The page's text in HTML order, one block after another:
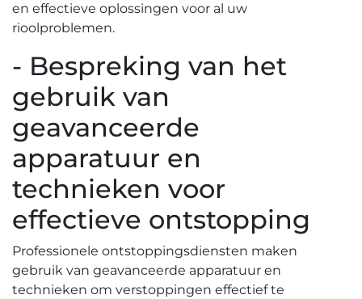
en effectieve oplossingen voor al uw
rioolproblemen.
- Bespreking van het
gebruik van
geavanceerde
apparatuur en
technieken voor
effectieve ontstopping
Professionele ontstoppingsdiensten maken
gebruik van geavanceerde apparatuur en
technieken om verstoppingen effectief te